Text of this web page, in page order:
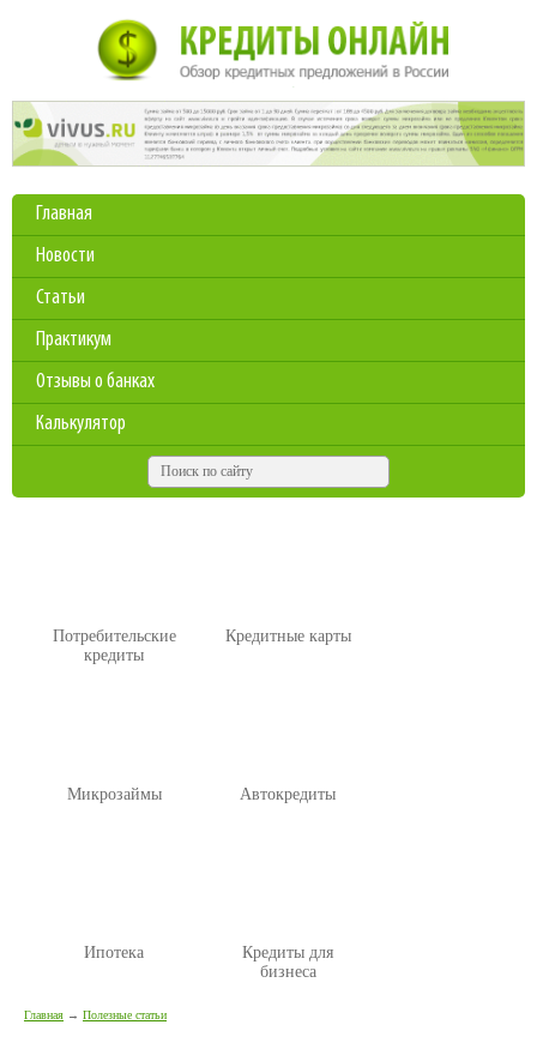
Главная
Новости
Статьи
Практикум
Отзывы о банках
Калькулятор
Потребительские
кредиты
Кредитные карты
Микрозаймы Автокредиты
Ипотека
Кредиты для
бизнеса
Главная → Полезные статьи